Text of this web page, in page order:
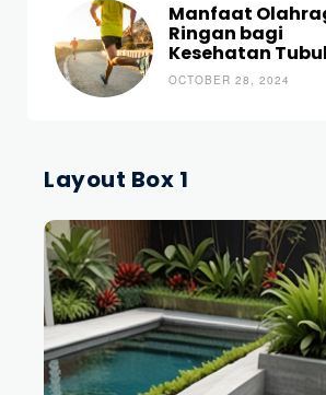
Manfaat
Ringan bagi
Kesehatan
OCTOBER 28, 2024
Layout Box 1